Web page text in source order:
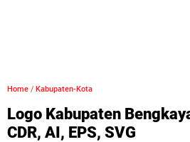
Home / Kabupaten-Kota
Logo Kabupaten
CDR, AI, EPS, SVG